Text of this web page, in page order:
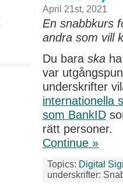
April 21st, 2021
En snabbkurs
andra som vill
Du bara ska
var
underskrifter
internationella
som BankID
rätt personer.
Continue »
Topics: Digital
underskrifter: